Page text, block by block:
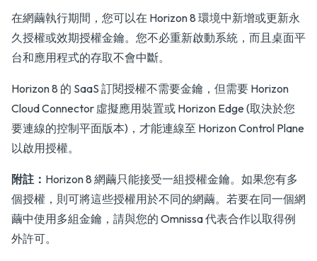
在網繭執行期間，您可以在 Horizon 8 環境中新增或更新永
久授權或效期授權金鑰。您不必重新啟動系統，而且桌面平
台和應用程式的存取不會中斷。
Horizon 8 的 SaaS 訂閱授權不需要金鑰，但需要 Horizon
Cloud Connector 虛擬應用裝置或 Horizon Edge (取決於您
要連線的控制平面版本)，才能連線至 Horizon Control Plane
以啟用授權。
附註： Horizon 8 網繭只能接受一組授權金鑰。如果您有多
個授權，則可將這些授權用於不同的網繭。若要在同一個網
繭中使用多組金鑰，請與您的 Omnissa 代表合作以取得例
外許可。